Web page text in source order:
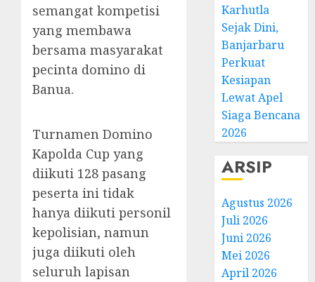
semangat kompetisi
yang membawa
bersama masyarakat
pecinta domino di
Banua.
Turnamen Domino
Kapolda Cup yang
diikuti 128 pasang
peserta ini tidak
hanya diikuti personil
kepolisian, namun
juga diikuti oleh
seluruh lapisan
Karhutla
Sejak Dini,
Banjarbaru
Perkuat
Kesiapan
Lewat Apel
Siaga Bencana
2026
ARSIP
Agustus 2026
Juli 2026
Juni 2026
Mei 2026
April 2026